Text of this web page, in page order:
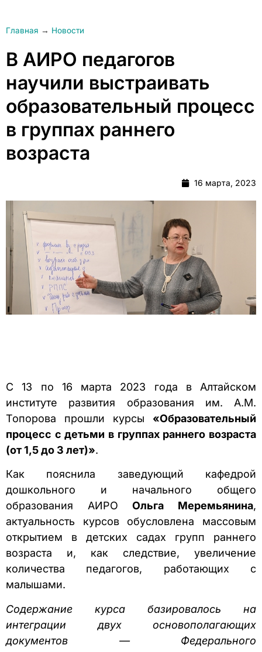
Главная → Новости
В АИРО педагогов
научили выстраивать
образовательный процесс
в группах раннего
возраста
16 марта, 2023
С 13 по 16 марта 2023 года в Алтайском
институте развития образования им. А.М.
Топорова прошли курсы «Образовательный
процесс с детьми в группах раннего возраста
(от 1,5 до 3 лет)».
Как пояснила заведующий кафедрой
дошкольного и начального общего
образования АИРООльга Меремьянина,
актуальность курсов обусловлена массовым
открытием в детских садах групп раннего
возраста и, как следствие, увеличение
количества педагогов, работающих с
малышами.
Содержание курса базировалось на
интеграции двух основополагающих
документов — Федерального